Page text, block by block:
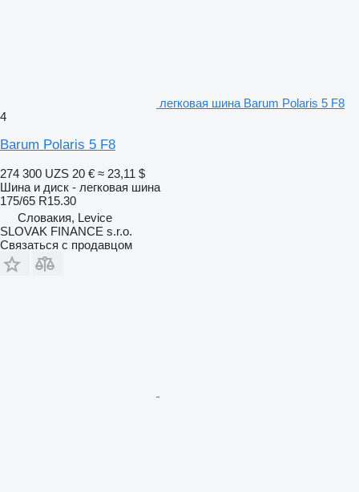
легковая шина Barum Polaris 5 F8
4
Barum Polaris 5 F8
274 300 UZS 20 € ≈ 23,11 $
Шина и диск - легковая шина
175/65 R15.30
Словакия, Levice
SLOVAK FINANCE s.r.o.
Связаться с продавцом